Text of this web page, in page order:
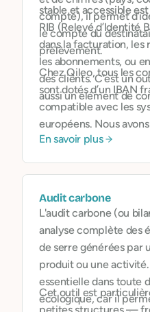
compte), il permet
le compte du
prélèvement.
stable et accessible
RIB (Relevé d’Identité
dans la facturation, les
les abonnements, ou
des clients. C’est un
aussi un élément de
Chez Qileo, tous les
sont dotés d’un IBAN
compatible avec les
européens. Nous
simplifier les démarches
interlocuteurs, et
fonds.
En savoir plus
Audit carbone
L'audit carbone (ou
analyse complète des
de serre générées par
produit ou une
essentielle dans toute
écologique, car il
Cet outil est